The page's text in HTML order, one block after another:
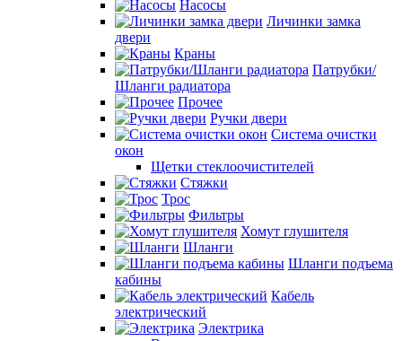
Насосы
Личинки замка
двери
Краны
Патрубки/
Шланги радиатора
Прочее
Ручки двери
Система очистки
окон
Щетки стеклоочистителей
Стяжки
Трос
Фильтры
Хомут глушителя
Шланги
Шланги подъема
кабины
Кабель
электрический
Электрика